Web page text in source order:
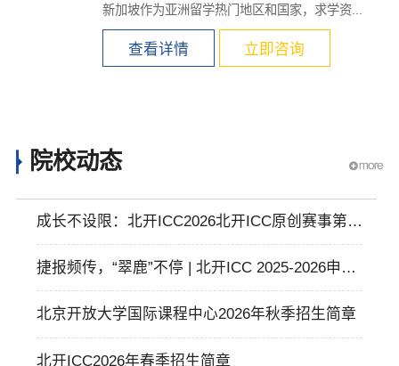
新加坡作为亚洲留学热门地区和国家，求学资...
查看详情 立即咨询
院校动态
成长不设限：北开ICC2026北开ICC原创赛事第四
届启幕，藏在环节里的成长密码
捷报频传，“翠鹿”不停 | 北开ICC 2025-2026申请
季「翠鹿」快报第五期！
北京开放大学国际课程中心2026年秋季招生简章
北开ICC2026年春季招生简章